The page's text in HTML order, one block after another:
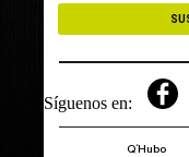
Síguenos en:
Q´Hubo